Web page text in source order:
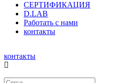
СЕРТИФИКАЦИЯ
D.LAB
Работать с нами
контакты
контакты